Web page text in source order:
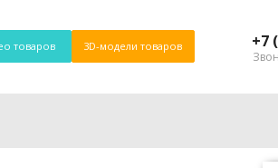
товаров 3D-модели товаров +7